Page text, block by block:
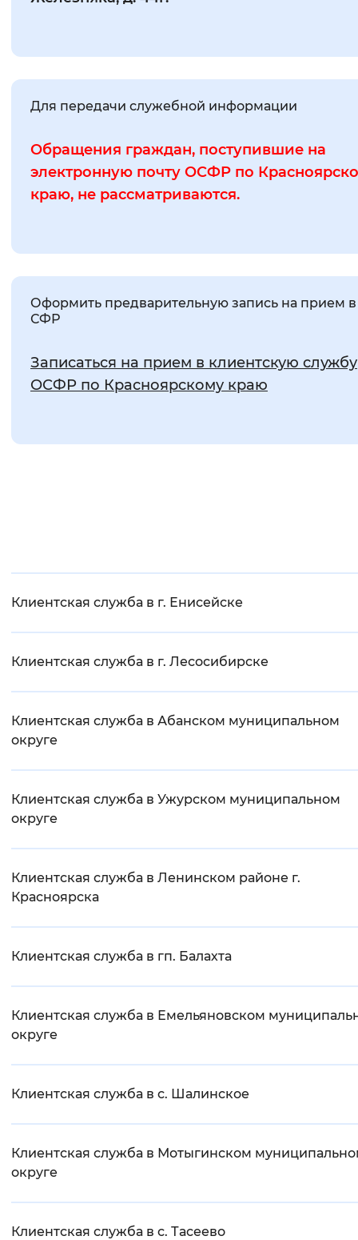
Для передачи служебной информации
Обращения граждан, поступившие на
электронную почту ОСФР по
краю, не рассматриваются.
Оформить предварительную запись на прием в
СФР
Записаться на прием в клиентскую службу
ОСФР по Красноярскому краю
Клиентская служба в г. Енисейске
Клиентская служба в г. Лесосибирске
Клиентская служба в Абанском муниципальном
округе
Клиентская служба в Ужурском муниципальном
округе
Клиентская служба в Ленинском районе г.
Красноярска
Клиентская служба в гп. Балахта
Клиентская служба в Емельяновском
округе
Клиентская служба в с. Шалинское
Клиентская служба в Мотыгинском
округе
Клиентская служба в с. Тасеево